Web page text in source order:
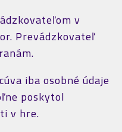
v
Prevádzkovateľ
iba osobné údaje
poskytol
v hre.